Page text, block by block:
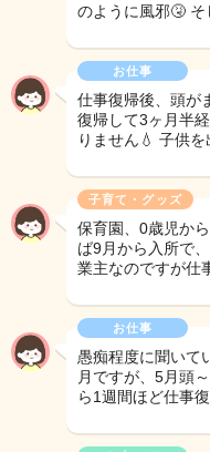
のように風邪🤧
お仕事
仕事復帰後、頭が
復帰して3ヶ月半
りません💧 子供
子育て・グッズ
保育園、0歳児か
ば9月から入所で
業主なのですが仕
お仕事
愚痴程度に聞いて
月ですが、5月頭
ら1週間ほど仕事